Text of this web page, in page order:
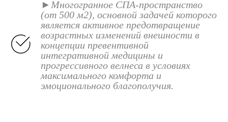
►Многогранное СПА-пространство
(от 500 м2), основной задачей которого
является активное предотвращение
возрастных изменений внешности в
концепции превентивной
интегративной медицины и
прогрессивного велнеса в условиях
максимального комфорта и
эмоционального благополучия.